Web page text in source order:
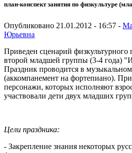
план-конспект занятия по физкультуре
Опубликовано 21.01.2012 - 16:57 -
Юрьевна
Приведен сценарий физкультурного
второй младшей группы (3-4 года)
Праздник проводится в
(аккомпанемент на фортепиано).
персонажи, которых исполняют
участвовали дети двух младших
Цели праздника:
- Закрепление знания некоторых